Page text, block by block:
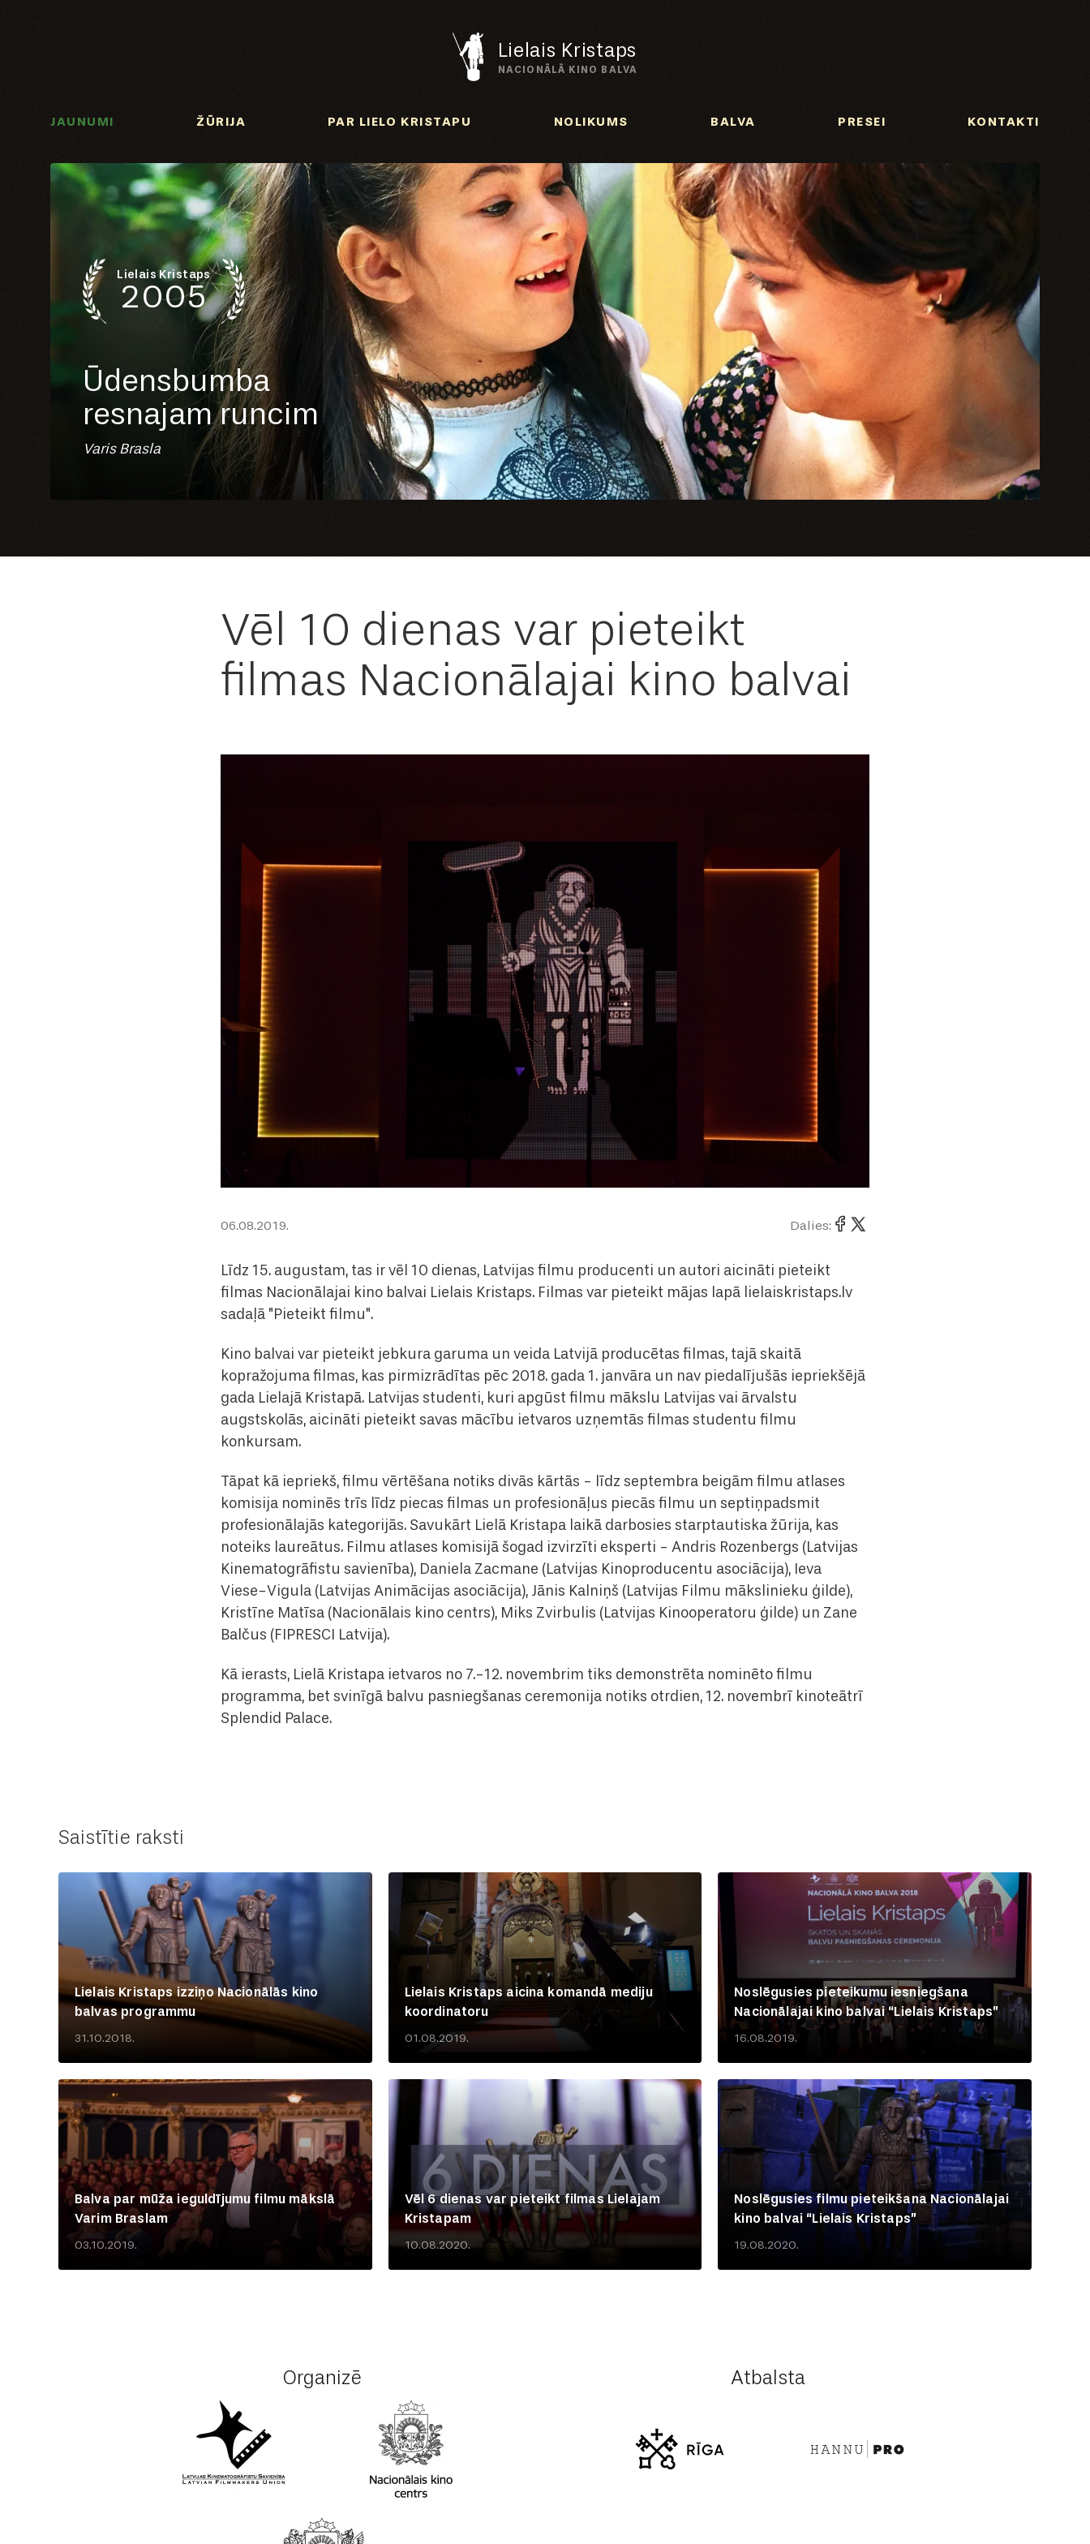
Lielais Kristaps
NACIONĀLĀ KINO BALVA
JAUNUMI ŽŪRIJA PAR LIELO KRISTAPU NOLIKUMS BALVA PRESEI KONTAKTI
Lielais Kristaps
2005
Ūdensbumba
resnajam runcim
Varis Brasla
Vēl 10 dienas var pieteikt
filmas Nacionālajai kino balvai
06.08.2019. Dalies:
Līdz 15. augustam, tas ir vēl 10 dienas, Latvijas filmu producenti un autori aicināti pieteikt
filmas Nacionālajai kino balvai Lielais Kristaps. Filmas var pieteikt mājas lapā lielaiskristaps.lv
sadaļā "Pieteikt filmu".
Kino balvai var pieteikt jebkura garuma un veida Latvijā producētas filmas, tajā skaitā
kopražojuma filmas, kas pirmizrādītas pēc 2018. gada 1. janvāra un nav piedalījušās iepriekšējā
gada Lielajā Kristapā. Latvijas studenti, kuri apgūst filmu mākslu Latvijas vai ārvalstu
augstskolās, aicināti pieteikt savas mācību ietvaros uzņemtās filmas studentu filmu
konkursam.
Tāpat kā iepriekš, filmu vērtēšana notiks divās kārtās - līdz septembra beigām filmu atlases
komisija nominēs trīs līdz piecas filmas un profesionāļus piecās filmu un septiņpadsmit
profesionālajās kategorijās. Savukārt Lielā Kristapa laikā darbosies starptautiska žūrija, kas
noteiks laureātus. Filmu atlases komisijā šogad izvirzīti eksperti - Andris Rozenbergs (Latvijas
Kinematogrāfistu savienība), Daniela Zacmane (Latvijas Kinoproducentu asociācija), Ieva
Viese-Vigula (Latvijas Animācijas asociācija), Jānis Kalniņš (Latvijas Filmu mākslinieku ģilde),
Kristīne Matīsa (Nacionālais kino centrs), Miks Zvirbulis (Latvijas Kinooperatoru ģilde) un Zane
Balčus (FIPRESCI Latvija).
Kā ierasts, Lielā Kristapa ietvaros no 7.-12. novembrim tiks demonstrēta nominēto filmu
programma, bet svinīgā balvu pasniegšanas ceremonija notiks otrdien, 12. novembrī kinoteātrī
Splendid Palace.
Saistītie raksti
Lielais Kristaps izziņo Nacionālās kino
balvas programmu
31.10.2018.
Lielais Kristaps aicina komandā mediju
koordinatoru
01.08.2019.
Noslēgusies pieteikumu iesniegšana
Nacionālajai kino balvai “Lielais Kristaps”
16.08.2019.
Balva par mūža ieguldījumu filmu mākslā
Varim Braslam
03.10.2019.
Vēl 6 dienas var pieteikt filmas Lielajam
Kristapam
10.08.2020.
Noslēgusies filmu pieteikšana Nacionālajai
kino balvai “Lielais Kristaps”
19.08.2020.
Organizē Atbalsta